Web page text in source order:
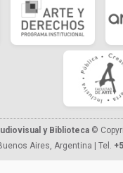
y Biblioteca ©
Aires, Argentina | Tel.